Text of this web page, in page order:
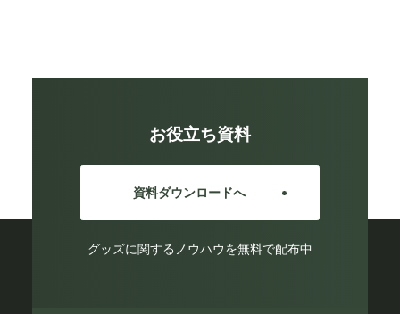
お役立ち資料
資料ダウンロードへ
グッズに関するノウハウを無料で配布中